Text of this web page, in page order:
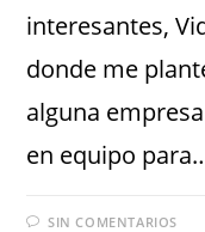
interesantes,
donde me
alguna
en equipo
SIN COMENTARIOS